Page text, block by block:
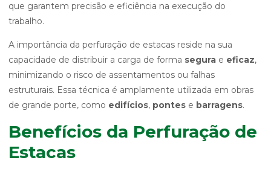
que garantem precisão e eficiência na execução do
trabalho.
A importância da perfuração de estacas reside na sua
capacidade de distribuir a carga de forma segura e eficaz,
minimizando o risco de assentamentos ou falhas
estruturais. Essa técnica é amplamente utilizada em obras
de grande porte, como edifícios, pontes e barragens.
Benefícios da Perfuração de
Estacas